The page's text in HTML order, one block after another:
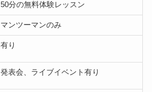
50分の無料体験レッスン
マンツーマンのみ
有り
発表会、ライブイベント有り